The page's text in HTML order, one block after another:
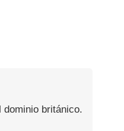
dominio británico.